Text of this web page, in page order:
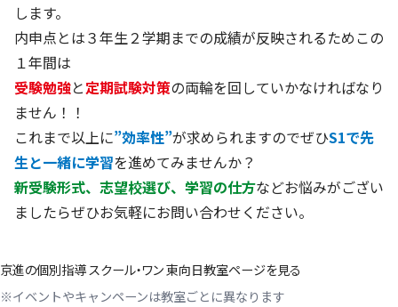
します。
内申点とは３年生２学期までの成績が反映されるためこの
１年間は
受験勉強と定期試験対策の両輪を回していかなければなり
ません！！
これまで以上に”効率性”が求められますのでぜひS1で先
生と一緒に学習を進めてみませんか？
新受験形式、志望校選び、学習の仕方などお悩みがござい
ましたらぜひお気軽にお問い合わせください。
京進の個別指導 スクール・ワン 東向日教室ページを見る
※イベントやキャンペーンは教室ごとに異なります